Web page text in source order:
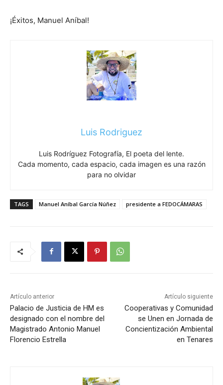
¡Éxitos, Manuel Aníbal!
Luis Rodriguez
Luis Rodríguez Fotografía, El poeta del lente.
Cada momento, cada espacio, cada imagen es una razón
para no olvidar
TAGS Manuel Aníbal García Núñez presidente a FEDOCÁMARAS
Artículo anterior
Palacio de Justicia de HM es
designado con el nombre del
Magistrado Antonio Manuel
Florencio Estrella
Artículo siguiente
Cooperativas y Comunidad
se Unen en Jornada de
Concientización Ambiental
en Tenares